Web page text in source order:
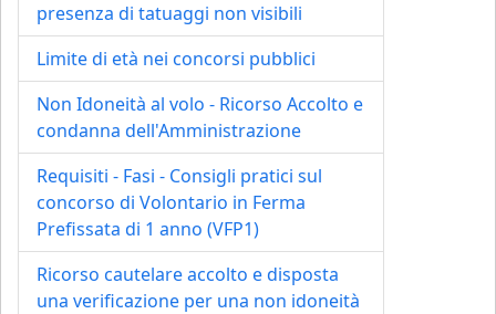
presenza di tatuaggi non visibili
Limite di età nei concorsi pubblici
Non Idoneità al volo - Ricorso Accolto e
condanna dell'Amministrazione
Requisiti - Fasi - Consigli pratici sul
concorso di Volontario in Ferma
Prefissata di 1 anno (VFP1)
Ricorso cautelare accolto e disposta
una verificazione per una non idoneità